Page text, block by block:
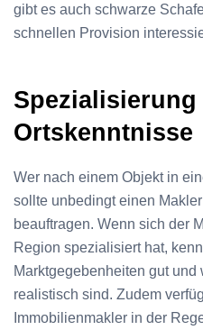
gibt es auch schwarze
schnellen Provision
Spezialisierung
Ortskenntnisse
Wer nach einem Objekt in
sollte unbedingt einen
beauftragen. Wenn sich der
Region spezialisiert hat,
Marktgegebenheiten gut
realistisch sind. Zudem
Immobilienmakler in der